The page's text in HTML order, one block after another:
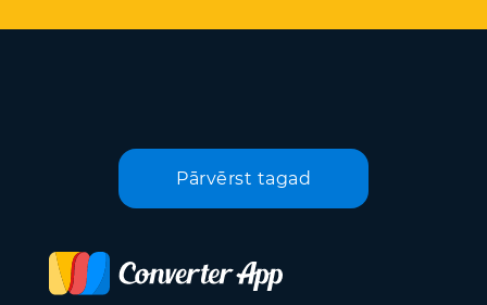
Pārvērst tagad